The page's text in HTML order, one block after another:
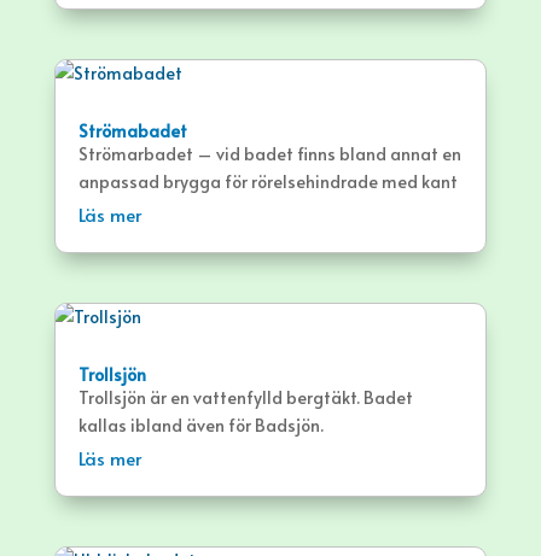
Strömabadet
Strömarbadet – vid badet finns bland annat en
anpassad brygga för rörelsehindrade med kant
på 10 cm och bred ramp ut.
Läs mer
Trollsjön
Trollsjön är en vattenfylld bergtäkt. Badet
kallas ibland även för Badsjön.
Läs mer